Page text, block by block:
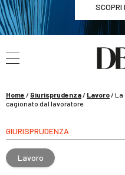
SCOPRI
WEBINAR /
La riforma del sistema
Home / Giurisprudenza/ Lavoro/La
cagionato dal lavoratore
GIURISPRUDENZA
Lavoro